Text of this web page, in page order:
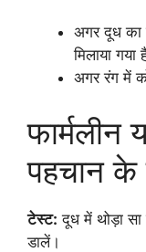
अगर दूध का
मिलाया गया
अगर रंग में
पहचान के
टेस्ट: दूध में थोड़ा
डालें।